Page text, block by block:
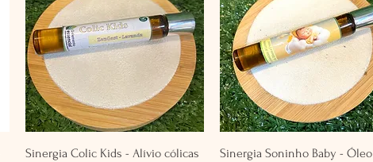
Visualização rápida
Sinergia Colic Kids - Alívio cólicas
Visualização rápida
Sinergia Soninho Baby - Óleo